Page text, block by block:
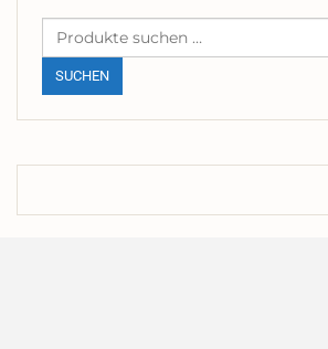
Suchen
nach:
SUCHEN